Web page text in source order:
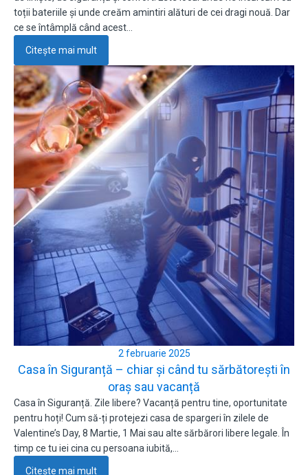
toții bateriile și unde creăm amintiri alături de cei dragi nouă. Dar
ce se întâmplă când acest…
Citește mai mult
2 februarie 2025
Casa în Siguranță – chiar și când tu sărbătorești în
oraș sau vacanță
Casa în Siguranță. Zile libere? Vacanță pentru tine, oportunitate
pentru hoți! Cum să-ți protejezi casa de spargeri în zilele de
Valentine’s Day, 8 Martie, 1 Mai sau alte sărbărori libere legale. În
timp ce tu iei cina cu persoana iubită,…
Citește mai mult